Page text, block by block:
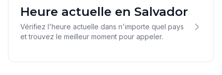
Heure actuelle en Salvador
Vérifiez l'heure actuelle dans n'importe quel pays
et trouvez le meilleur moment pour appeler.